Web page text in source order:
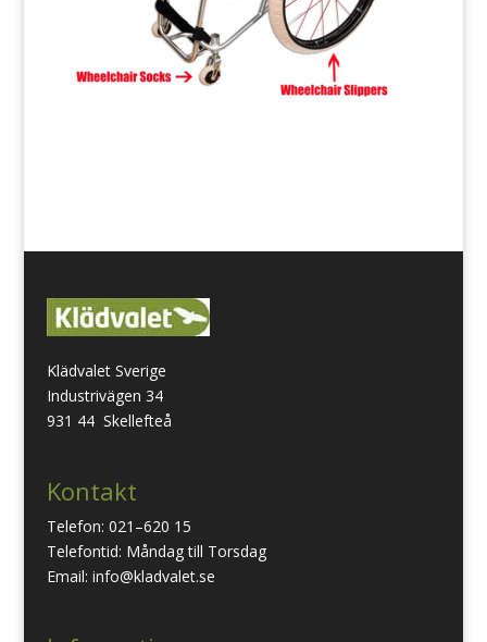
Klädvalet Sverige
Industrivägen 34
931 44 Skellefteå
Kontakt
Telefon: 021–620 15
Telefontid: Måndag till Torsdag
Email: info@kladvalet.se